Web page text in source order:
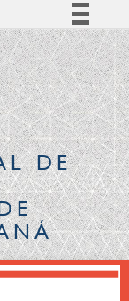
BR
informação
DE